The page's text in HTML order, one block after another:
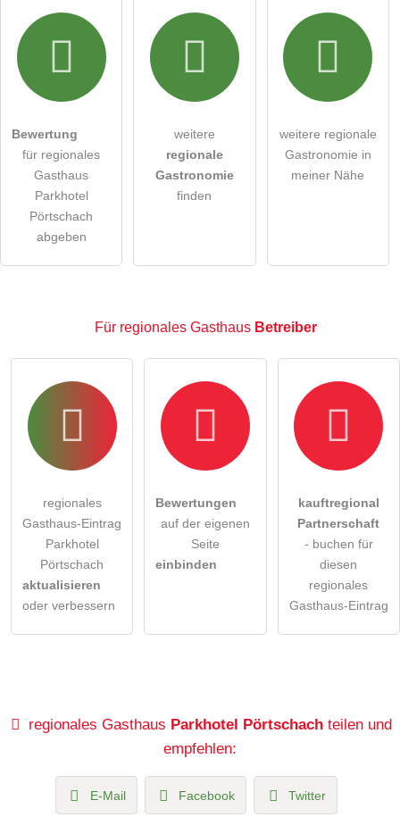
Hiermit akzeptiere ich die .
Die Datenschutzerklärunghabe ich zur Kenntnis genommen.
Hinweis: Bitte beachten Sie, öffentliche Fragen sind
alle Besucher sichtbar
Klicken Sie hier um eine
regionales Gasthaus-Eintrag zu stellen
Bewertung
für regionales
Gasthaus
Parkhotel
Pörtschach
abgeben
weitere
regionale
Gastronomie
finden
weitere regionale
Gastronomie in
meiner Nähe
Für regionales Gasthaus Betreiber
regionales
Gasthaus-Eintrag
Parkhotel
Pörtschach
aktualisieren
oder verbessern
Bewertungen
auf der eigenen
Seite
einbinden
kauftregional
Partnerschaft
- buchen für
diesen
regionales
Gasthaus-Eintrag
regionales Gasthaus Parkhotel Pörtschach teilen und
empfehlen:
E-Mail Facebook Twitter